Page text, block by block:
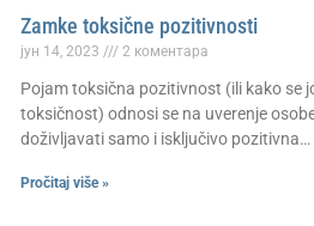
Zamke toksične pozitivnosti
јун 14, 2023 2 коментара
Pojam toksična pozitivnost (ili kako se
toksičnost) odnosi se na uverenje
doživljavati samo i isključivo pozitivna…
Pročitaj više »